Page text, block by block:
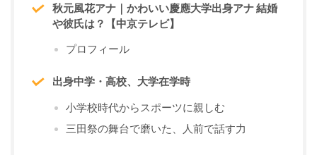
秋元風花アナ｜かわいい慶應大学出身アナ 結婚
や彼氏は？【中京テレビ】
プロフィール
出身中学・高校、大学在学時
小学校時代からスポーツに親しむ
三田祭の舞台で磨いた、人前で話す力